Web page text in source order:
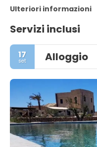
Ulteriori informazioni
Servizi inclusi
17
set Alloggio